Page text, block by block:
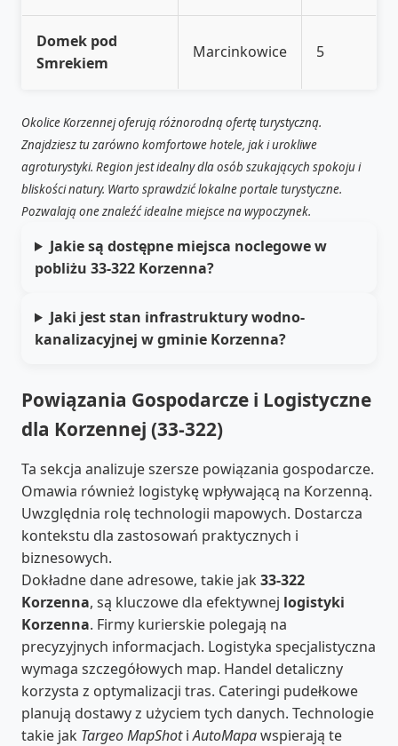
Domek pod
Smrekiem
Marcinkowice 5
Okolice Korzennej oferują różnorodną ofertę turystyczną.
Znajdziesz tu zarówno komfortowe hotele, jak i urokliwe
agroturystyki. Region jest idealny dla osób szukających spokoju i
bliskości natury. Warto sprawdzić lokalne portale turystyczne.
Pozwalają one znaleźć idealne miejsce na wypoczynek.
Jakie są dostępne miejsca noclegowe w
pobliżu 33-322 Korzenna?
Jaki jest stan infrastruktury wodno-
kanalizacyjnej w gminie Korzenna?
Powiązania Gospodarcze i Logistyczne
dla Korzennej (33-322)
Ta sekcja analizuje szersze powiązania gospodarcze.
Omawia również logistykę wpływającą na Korzenną.
Uwzględnia rolę technologii mapowych. Dostarcza
kontekstu dla zastosowań praktycznych i
biznesowych.
Dokładne dane adresowe, takie jak33-322
Korzenna, są kluczowe dla efektywnej logistyki
Korzenna. Firmy kurierskie polegają na
precyzyjnych informacjach. Logistyka specjalistyczna
wymaga szczegółowych map. Handel detaliczny
korzysta z optymalizacji tras. Cateringi pudełkowe
planują dostawy z użyciem tych danych. Technologie
takie jak Targeo MapShotiAutoMapawspierają te